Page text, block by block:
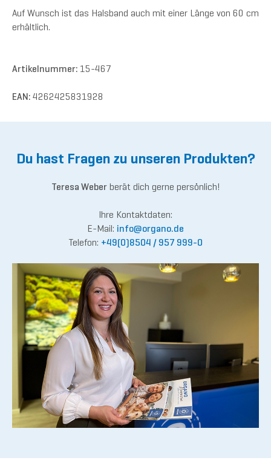
Auf Wunsch ist das Halsband auch mit einer Länge von 60 cm
erhältlich.
Artikelnummer: 15-467
EAN: 4262425831928
Du hast Fragen zu unseren Produkten?
Teresa Weber berät dich gerne persönlich!
Ihre Kontaktdaten:
E-Mail: info@organo.de
Telefon: +49(0)8504 / 957 999-0